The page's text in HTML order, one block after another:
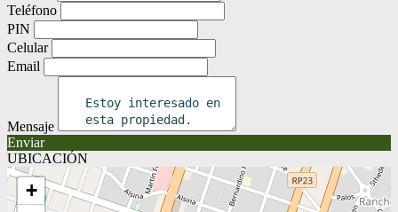
Teléfono
PIN
Celular
Email
Mensaje
Enviar
UBICACIÓN
+